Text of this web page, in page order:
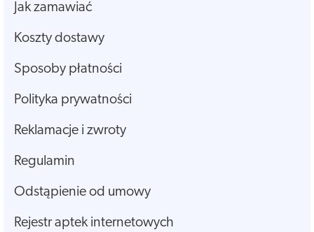
Jak zamawiać
Koszty dostawy
Sposoby płatności
Polityka prywatności
Reklamacje i zwroty
Regulamin
Odstąpienie od umowy
Rejestr aptek internetowych